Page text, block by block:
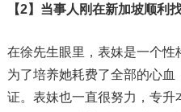
【2】当事人刚在新加坡顺利
在徐先生眼里，表妹是一个性
为了培养她耗费了全部的心
证。表妹也一直很努力，专